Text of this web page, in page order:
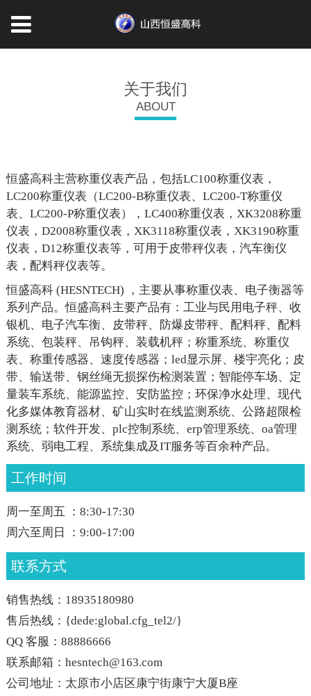
关于我们
ABOUT
恒盛高科主营称重仪表产品，包括LC100称重仪表，
LC200称重仪表（LC200-B称重仪表、LC200-T称重仪
表、LC200-P称重仪表），LC400称重仪表，XK3208称重
仪表，D2008称重仪表，XK3118称重仪表，XK3190称重
仪表，D12称重仪表等，可用于皮带秤仪表，汽车衡仪
表，配料秤仪表等。
恒盛高科 (HESNTECH) ，主要从事称重仪表、电子衡器等
系列产品。恒盛高科主要产品有：工业与民用电子秤、收
银机、电子汽车衡、皮带秤、防爆皮带秤、配料秤、配料
系统、包装秤、吊钩秤、装载机秤；称重系统、称重仪
表、称重传感器、速度传感器；led显示屏、楼宇亮化；皮
带、输送带、钢丝绳无损探伤检测装置；智能停车场、定
量装车系统、能源监控、安防监控；环保净水处理、现代
化多媒体教育器材、矿山实时在线监测系统、公路超限检
测系统；软件开发、plc控制系统、erp管理系统、oa管理
系统、弱电工程、系统集成及IT服务等百余种产品。
工作时间
周一至周五 ：8:30-17:30
周六至周日 ：9:00-17:00
联系方式
销售热线：18935180980
售后热线：{dede:global.cfg_tel2/}
QQ 客服：88886666
联系邮箱：hesntech@163.com
公司地址：太原市小店区康宁街康宁大厦B座